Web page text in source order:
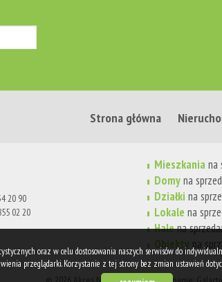
Strona główna
20 90
02 20
Mieszkania na
Domyna
Działki na
Lokale na
Halena
Obiekty na
oraz w celu dostosowania naszych serwisów do
przeglądarki. Korzystanie z tej strony bez zmian ustawień